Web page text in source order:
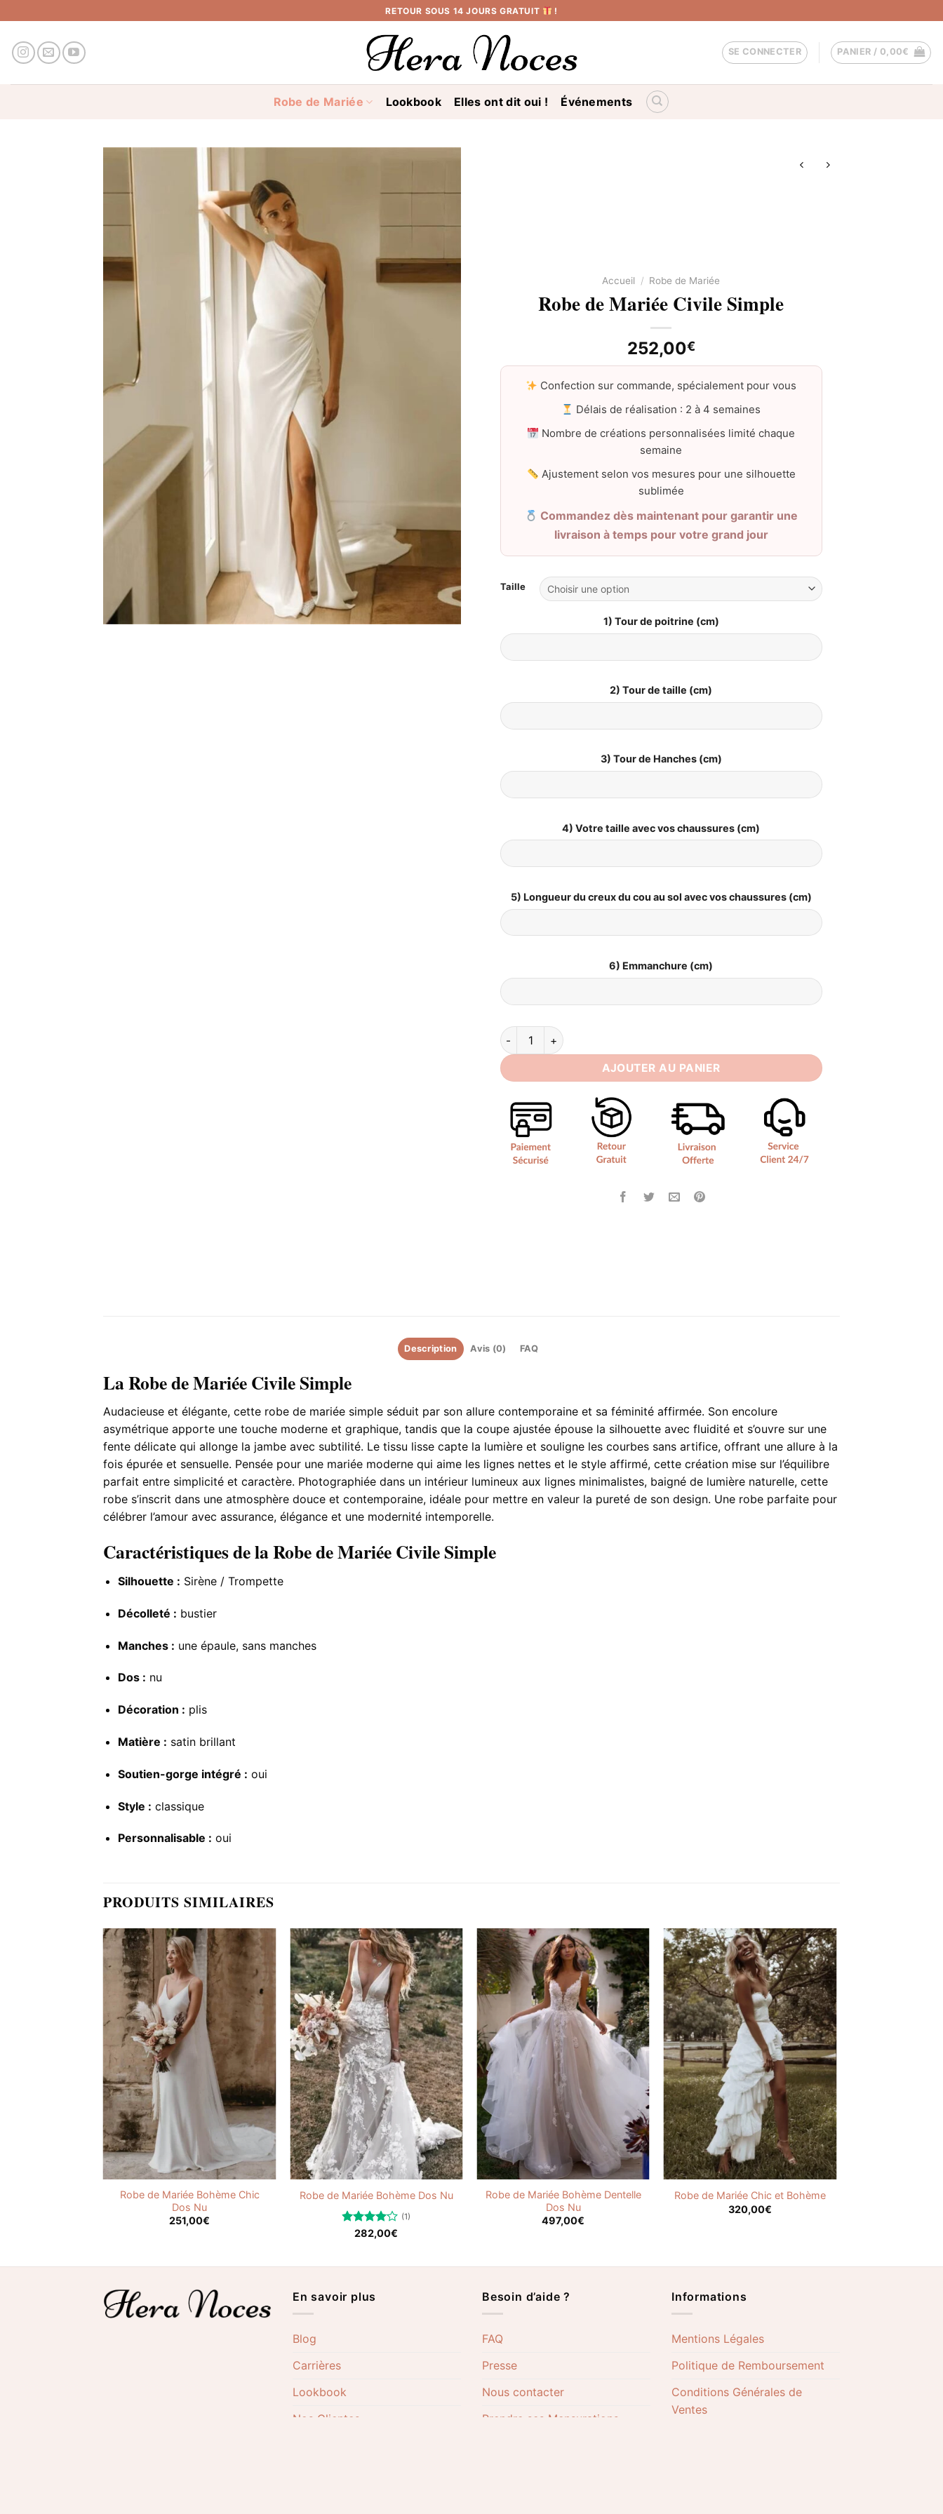
au
contenu
RETOUR SOUS 14 JOURS GRATUIT !
SE CONNECTER PANIER / 0,00€
Robe de Mariée Lookbook Elles ont dit oui ! Événements
Accueil / Robe de Mariée
Robe de Mariée Civile Simple
252,00€
Confection sur commande, spécialement pour vous
Délais de réalisation : 2 à 4 semaines
Nombre de créations personnalisées limité chaque
semaine
Ajustement selon vos mesures pour une silhouette
sublimée
Commandez dès maintenant pour garantir une
livraison à temps pour votre grand jour
Taille
1) Tour de poitrine (cm)
2) Tour de taille (cm)
3) Tour de Hanches (cm)
4) Votre taille avec vos chaussures (cm)
5) Longueur du creux du cou au sol avec vos chaussures (cm)
6) Emmanchure (cm)
quantité de Robe de Mariée Civile Simple
AJOUTER AU PANIER
Description Avis (0) FAQ
La Robe de Mariée Civile Simple
Audacieuse et élégante, cette robe de mariée simple séduit par son allure contemporaine et sa féminité affirmée. Son encolure
asymétrique apporte une touche moderne et graphique, tandis que la coupe ajustée épouse la silhouette avec fluidité et s’ouvre sur une
fente délicate qui allonge la jambe avec subtilité. Le tissu lisse capte la lumière et souligne les courbes sans artifice, offrant une allure à la
fois épurée et sensuelle. Pensée pour une mariée moderne qui aime les lignes nettes et le style affirmé, cette création mise sur l’équilibre
parfait entre simplicité et caractère. Photographiée dans un intérieur lumineux aux lignes minimalistes, baigné de lumière naturelle, cette
robe s’inscrit dans une atmosphère douce et contemporaine, idéale pour mettre en valeur la pureté de son design. Une robe parfaite pour
célébrer l’amour avec assurance, élégance et une modernité intemporelle.
Caractéristiques de la Robe de Mariée Civile Simple
Silhouette : Sirène / Trompette
Décolleté : bustier
Manches : une épaule, sans manches
Dos : nu
Décoration : plis
Matière : satin brillant
Soutien-gorge intégré : oui
Style : classique
Personnalisable : oui
PRODUITS SIMILAIRES
Robe de Mariée Bohème Chic
Dos Nu
251,00€
Robe de Mariée Bohème Dos Nu
Note
(1)
282,00€
Robe de Mariée Bohème Dentelle
Dos Nu
497,00€
Robe de Mariée Chic et Bohème
320,00€
En savoir plus
Blog
Carrières
Lookbook
Nos Clientes
Besoin d’aide ?
FAQ
Presse
Nous contacter
Prendre ses Mensurations
Informations
Mentions Légales
Politique de Remboursement
Conditions Générales de
Ventes